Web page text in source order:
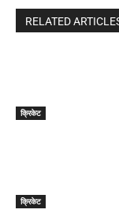
RELATED
क्रिकेट
क्रिकेट